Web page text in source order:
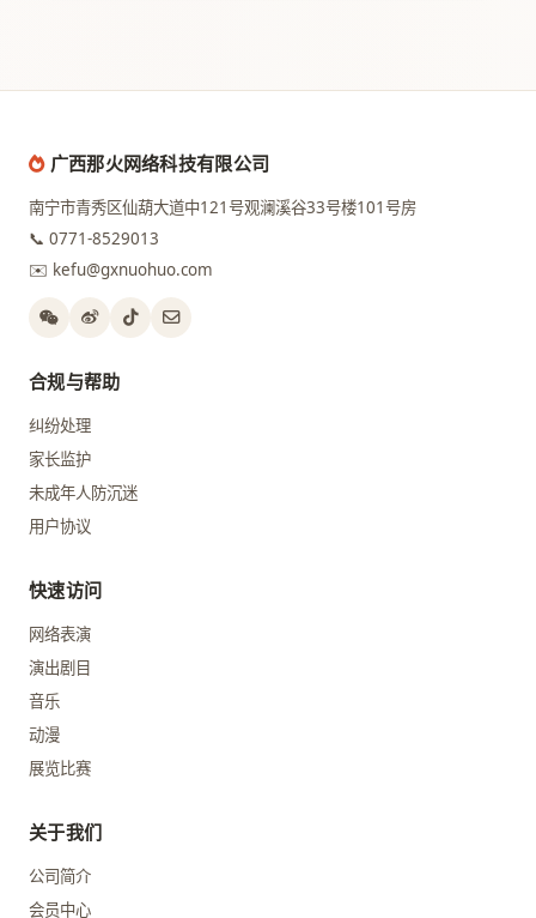
广西那火网络科技有限公司
南宁市青秀区仙葫大道中121号观澜溪谷33号楼101号房
📞 0771-8529013
✉️ kefu@gxnuohuo.com
合规与帮助
纠纷处理
家长监护
未成年人防沉迷
用户协议
快速访问
网络表演
演出剧目
音乐
动漫
展览比赛
关于我们
公司简介
会员中心